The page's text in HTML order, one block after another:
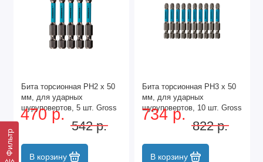
Фильтр
Бита торсионная PH2 x 50
мм, для ударных
шуруповертов, 5 шт. Gross
470 р.
542 р.
В корзину
Бита торсионная PH3 x 50
мм, для ударных
шуруповертов, 10 шт. Gross
734 р.
822 р.
В корзину